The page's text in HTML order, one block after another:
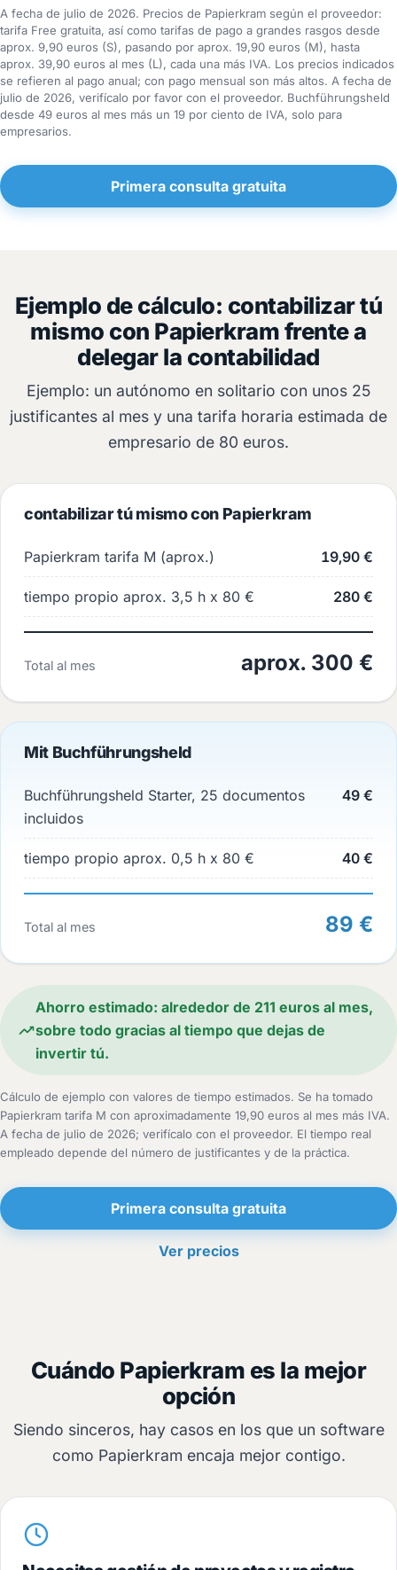
A fecha de julio de 2026. Precios de Papierkram según el proveedor:
tarifa Free gratuita, así como tarifas de pago a grandes rasgos desde
aprox. 9,90 euros (S), pasando por aprox. 19,90 euros (M), hasta
aprox. 39,90 euros al mes (L), cada una más IVA. Los precios indicados
se refieren al pago anual; con pago mensual son más altos. A fecha de
julio de 2026, verifícalo por favor con el proveedor. Buchführungsheld
desde 49 euros al mes más un 19 por ciento de IVA, solo para
empresarios.
Primera consulta gratuita
Ejemplo de cálculo: contabilizar tú
mismo con Papierkram frente a
delegar la contabilidad
Ejemplo: un autónomo en solitario con unos 25
justificantes al mes y una tarifa horaria estimada de
empresario de 80 euros.
contabilizar tú mismo con Papierkram
Papierkram tarifa M (aprox.) 19,90 €
tiempo propio aprox. 3,5 h x 80 € 280 €
Total al mes aprox. 300 €
Mit Buchführungsheld
Buchführungsheld Starter, 25 documentos
incluidos
49 €
tiempo propio aprox. 0,5 h x 80 € 40 €
Total al mes 89 €
Ahorro estimado: alrededor de 211 euros al mes,
sobre todo gracias al tiempo que dejas de
invertir tú.
Cálculo de ejemplo con valores de tiempo estimados. Se ha tomado
Papierkram tarifa M con aproximadamente 19,90 euros al mes más IVA.
A fecha de julio de 2026; verifícalo con el proveedor. El tiempo real
empleado depende del número de justificantes y de la práctica.
Primera consulta gratuita
Ver precios
Cuándo Papierkram es la mejor
opción
Siendo sinceros, hay casos en los que un software
como Papierkram encaja mejor contigo.